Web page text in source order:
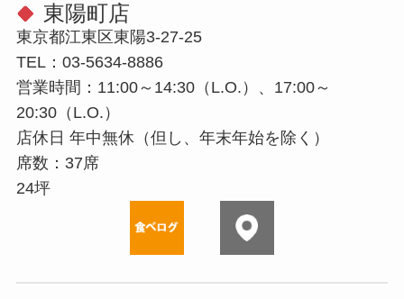
東陽町店
東京都江東区東陽3-27-25
TEL：03-5634-8886
営業時間：11:00～14:30（L.O.）、17:00～
20:30（L.O.）
店休⽇ 年中無休（但し、年末年始を除く）
席数：37席
24坪